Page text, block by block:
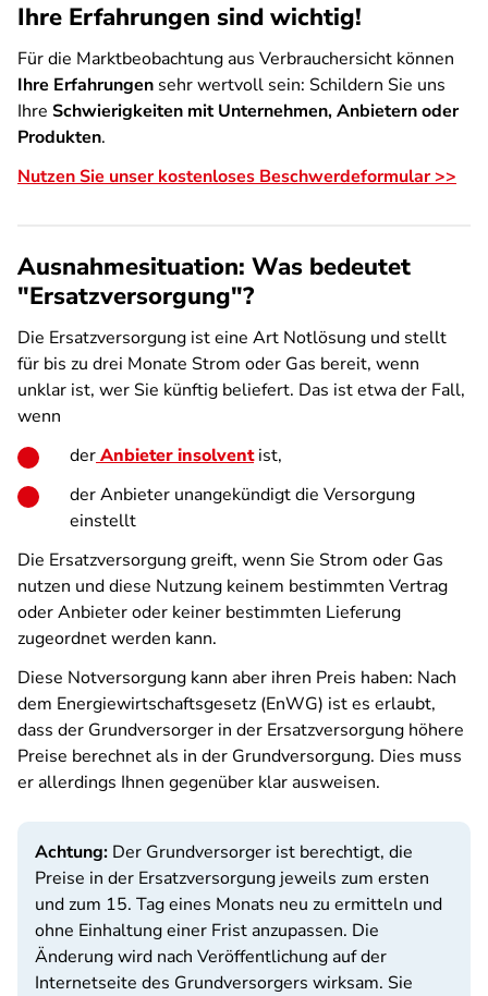
Ihre Erfahrungen sind wichtig!
Für die Marktbeobachtung aus Verbrauchersicht können
Ihre Erfahrungen sehr wertvoll sein: Schildern Sie uns
Ihre Schwierigkeiten mit Unternehmen, Anbietern oder
Produkten.
Nutzen Sie unser kostenloses Beschwerdeformular >>
Ausnahmesituation: Was bedeutet
"Ersatzversorgung"?
Die Ersatzversorgung ist eine Art Notlösung und stellt
für bis zu drei Monate Strom oder Gas bereit, wenn
unklar ist, wer Sie künftig beliefert. Das ist etwa der Fall,
wenn
derAnbieter insolventist,
der Anbieter unangekündigt die Versorgung
einstellt
Die Ersatzversorgung greift, wenn Sie Strom oder Gas
nutzen und diese Nutzung keinem bestimmten Vertrag
oder Anbieter oder keiner bestimmten Lieferung
zugeordnet werden kann.
Diese Notversorgung kann aber ihren Preis haben: Nach
dem Energiewirtschaftsgesetz (EnWG) ist es erlaubt,
dass der Grundversorger in der Ersatzversorgung höhere
Preise berechnet als in der Grundversorgung. Dies muss
er allerdings Ihnen gegenüber klar ausweisen.
Achtung: Der Grundversorger ist berechtigt, die
Preise in der Ersatzversorgung jeweils zum ersten
und zum 15. Tag eines Monats neu zu ermitteln und
ohne Einhaltung einer Frist anzupassen. Die
Änderung wird nach Veröffentlichung auf der
Internetseite des Grundversorgers wirksam. Sie